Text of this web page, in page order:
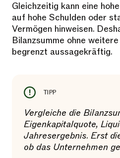
Gleichzeitig kann eine
auf hohe Schulden oder
Vermögen hinweisen.
Bilanzsumme ohne
begrenzt aussagekräftig.
TIPP
Vergleiche die
Eigenkapitalquote,
Jahresergebnis. Erst
ob das Unternehmen